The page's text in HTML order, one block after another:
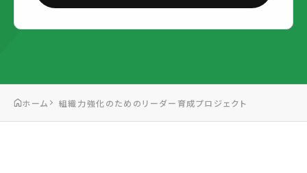
ホーム 組織力強化のためのリーダー育成プロジェクト